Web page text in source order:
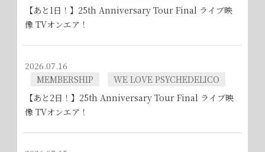
【あと1日！】25th Anniversary Tour Final ライブ映
像 TVオンエア！
2026.07.16
MEMBERSHIP
WE LOVE PSYCHEDELICO
【あと2日！】25th Anniversary Tour Final ライブ映
像 TVオンエア！